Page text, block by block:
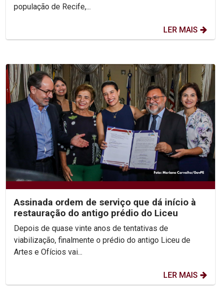
população de Recife,...
LER MAIS
Assinada ordem de serviço que dá início à
restauração do antigo prédio do Liceu
Depois de quase vinte anos de tentativas de
viabilização, finalmente o prédio do antigo Liceu de
Artes e Ofícios vai...
LER MAIS